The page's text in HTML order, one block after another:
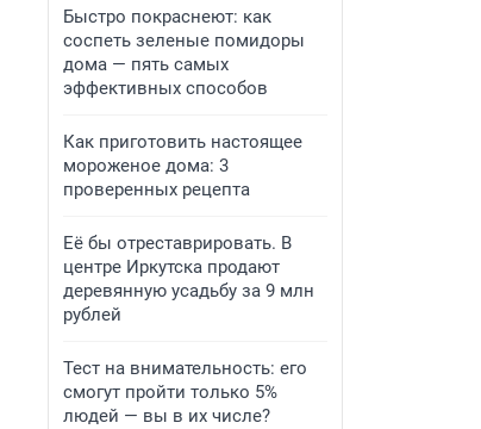
Быстро покраснеют: как
соспеть зеленые помидоры
дома — пять самых
эффективных способов
Как приготовить настоящее
мороженое дома: 3
проверенных рецепта
Её бы отреставрировать. В
центре Иркутска продают
деревянную усадьбу за 9 млн
рублей
Тест на внимательность: его
смогут пройти только 5%
людей — вы в их числе?